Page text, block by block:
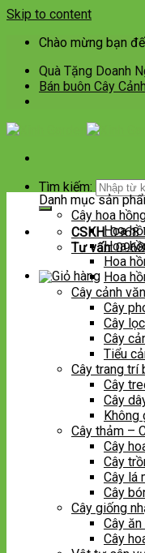
Skip to content
Chào mừng bạn
Quà Tặng Doanh
Bán buôn Cây Cảnh
Tìm kiếm:
CSKH:0968
Tư vấn:
Danh mục sản
Cây hoa
Hoa
Hoa
Hoa
Hoa
Cây cảnh
Cây
Cây
Cây
Tiểu
Cây trang trí
Cây
Cây
Không
Cây thảm –
Cây
Cây
Cây lá
Cây
Cây giống
Cây
Cây